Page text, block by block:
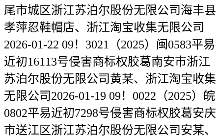
尾市城区浙江苏泊尔股份无限公司海丰县
孝萍忍鞋帽店、浙江淘宝收集无限公司
2026-01-22 09！3021（2025）闽0583平易
近初16113号侵害商标权胶葛南安市浙江
苏泊尔股份无限公司黄某、浙江淘宝收集
无限公司2026-01-19 09！0022（2025）皖
0802平易近初7298号侵害商标权胶葛安庆
市送江区浙江苏泊尔股份无限公司安某、